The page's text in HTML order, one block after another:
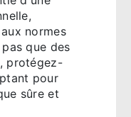
normes
que des
protégez-
pour
sûre et